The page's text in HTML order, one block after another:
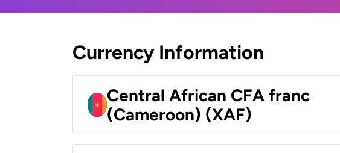
Currency Information
Central African CFA franc
(Cameroon) (XAF)